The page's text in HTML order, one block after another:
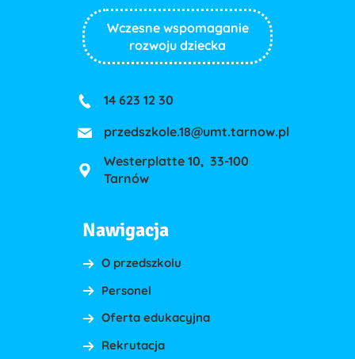
Wczesne wspomaganie
rozwoju dziecka
14 623 12 30
przedszkole.18@umt.tarnow.pl
Westerplatte 10, 33-100
Tarnów
Nawigacja
O przedszkolu
Personel
Oferta edukacyjna
Rekrutacja